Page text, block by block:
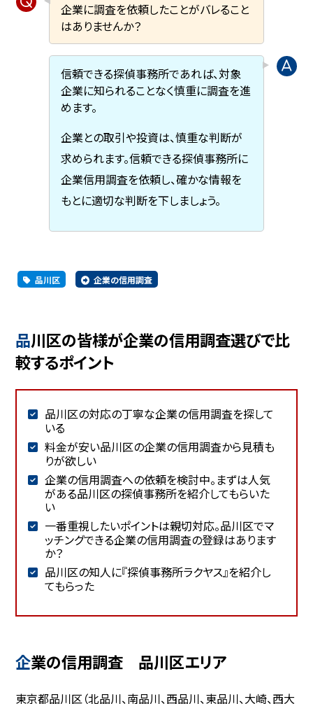
企業に調査を依頼したことがバレること
はありませんか？
信頼できる探偵事務所であれば、対象
企業に知られることなく慎重に調査を進
めます。
企業との取引や投資は、慎重な判断が
求められます。信頼できる探偵事務所に
企業信用調査を依頼し、確かな情報を
もとに適切な判断を下しましょう。
品川区 企業の信用調査
品川区の皆様が企業の信用調査選びで比
較するポイント
品川区の対応の丁寧な企業の信用調査を探して
いる
料金が安い品川区の企業の信用調査から見積も
りが欲しい
企業の信用調査への依頼を検討中。まずは人気
がある品川区の探偵事務所を紹介してもらいた
い
一番重視したいポイントは親切対応。品川区でマ
ッチングできる企業の信用調査の登録はあります
か？
品川区の知人に『探偵事務所ラクヤス』を紹介し
てもらった
企業の信用調査 品川区エリア
東京都品川区（北品川、南品川、西品川、東品川、大崎、西大